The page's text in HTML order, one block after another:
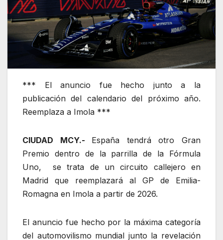
*** El anuncio fue hecho junto a la
publicación del calendario del próximo año.
Reemplaza a Imola ***
CIUDAD MCY.- España tendrá otro Gran
Premio dentro de la parrilla de la Fórmula
Uno, se trata de un circuito callejero en
Madrid que reemplazará al GP de Emilia-
Romagna en Imola a partir de 2026.
El anuncio fue hecho por la máxima categoría
del automovilismo mundial junto la revelación